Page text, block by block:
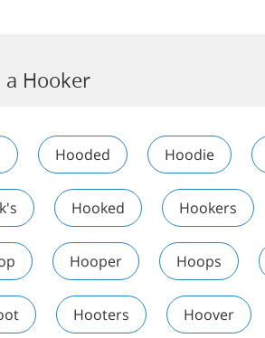
a Hooker
Hooded Hoodie
Hooked Hookers
Hooper Hoops
Hooters Hoover